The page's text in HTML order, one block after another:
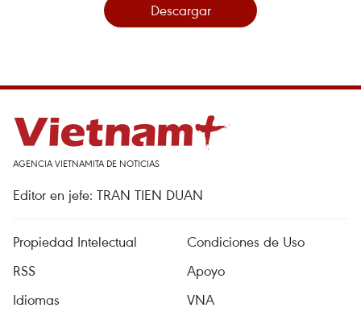
Descargar
AGENCIA VIETNAMITA DE NOTICIAS
Editor en jefe: TRAN TIEN DUAN
Propiedad Intelectual
Condiciones de Uso
RSS
Apoyo
Idiomas
VNA